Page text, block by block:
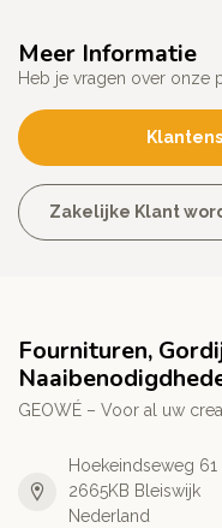
Meer Informatie
Heb je vragen over onze
Zakelijke Klant
Fournituren,
GEOWÉ – Voor al uw
Hoekeindseweg 61
2665KB Bleiswijk
Nederland